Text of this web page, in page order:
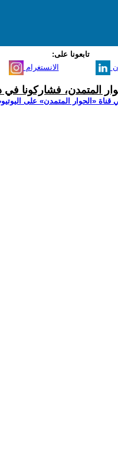
تابعونا على:
الانستغرام
المتمدن، فشاركونا
‫«الحوار المتمدن» على